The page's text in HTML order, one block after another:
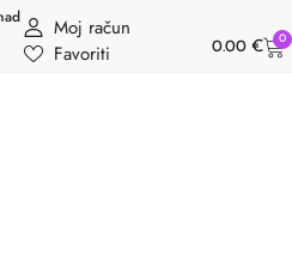
Moj račun
Favoriti
0.00 € 0